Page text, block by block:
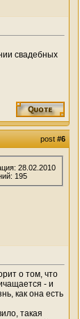
свадебных
post#6
28.02.2010
195
о том, что
- и
как она есть
такая